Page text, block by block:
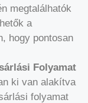
megtalálhatók
a
hogy pontosan
Folyamat
ki van alakítva
folyamat